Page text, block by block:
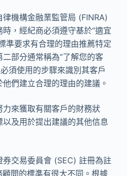
機構金融業監管局 (FINRA)
，經紀商必須遵守基於“適宜
準要求有合理的理由推薦特定
部分通常稱為“了解您的客
須使用的步驟來識別其客戶
們建立合理的理由的建議。
來獲取有關客戶的財務狀
及用於提出建議的其他信息
交易委員會 (SEC) 註冊為註
問的標準有很大不同。根據